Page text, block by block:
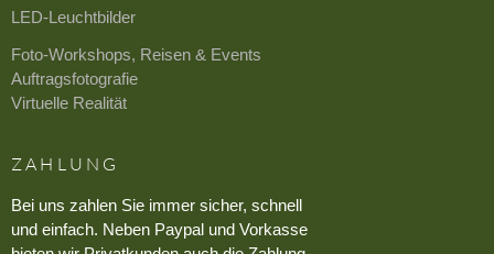
LED-Leuchtbilder
Foto-Workshops, Reisen & Events
Auftragsfotografie
Virtuelle Realität
ZAHLUNG
Bei uns zahlen Sie immer sicher, schnell
und einfach. Neben Paypal und Vorkasse